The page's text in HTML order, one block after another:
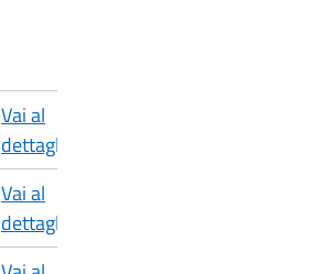
Vai al
dettaglio
Vai al
dettaglio